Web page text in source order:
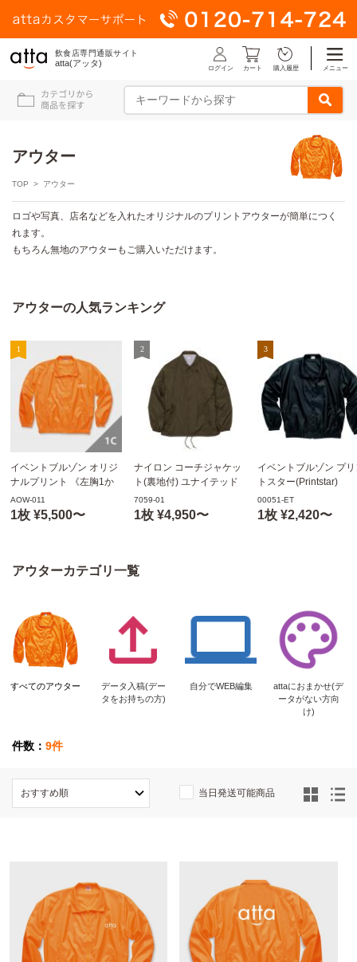
飲食店専門通販サイト
atta(アッタ) ログイン カート 購入履歴 メニュー
アウター
TOP > アウター
ロゴや写真、店名などを入れたオリジナルのプリントアウターが簡単につく
れます。
もちろん無地のアウターもご購入いただけます。
アウターの人気ランキング
イベントブルゾン オリジ
ナルプリント 《左胸1か
所》 シルク1色プリント
【データ入稿】
AOW-011
1枚 ¥5,500〜
ナイロン コーチジャケッ
ト(裏地付) ユナイテッド
アスレ(United Athle)
7059-01
7059-01
1枚 ¥4,950〜
イベントブルゾン プ
トスター(Printstar)
00051-ET
00051-ET
1枚 ¥2,420〜
アウターカテゴリ一覧
すべてのアウター
データ入稿(デー
タをお持ちの方)
自分でWEB編集
attaにおまかせ(デ
ータがない方向
け)
件数： 9件
当日発送可能商品